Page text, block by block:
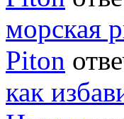
морская
Piton
как